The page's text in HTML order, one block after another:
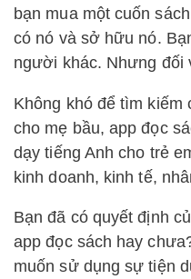
bạn mua một cuốn
có nó và sở hữu nó.
người khác. Nhưng đối
Không khó để tìm kiếm
cho mẹ bầu, app đọc
dạy tiếng Anh cho trẻ
kinh doanh, kinh tế,
Bạn đã có quyết định
app đọc sách hay
muốn sử dụng sự tiện